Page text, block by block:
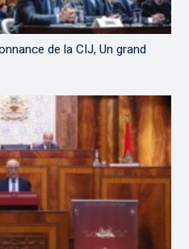
de la CIJ, Un grand